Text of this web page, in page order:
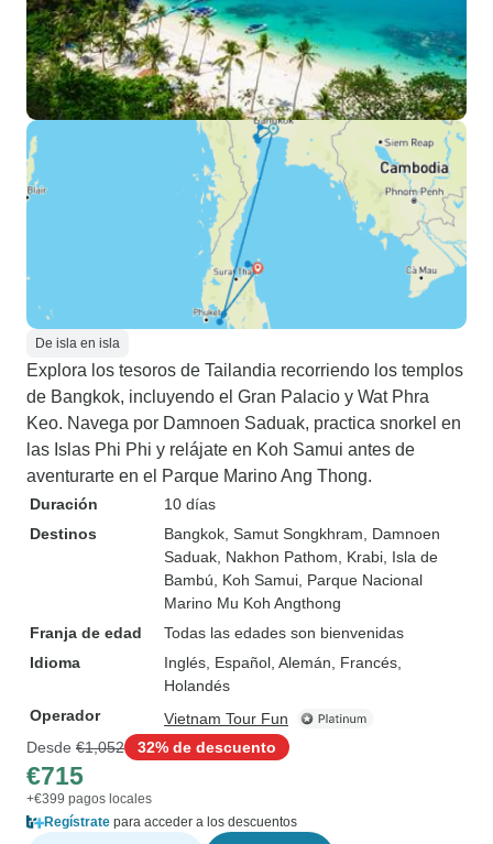
De isla en isla
Explora los tesoros de Tailandia recorriendo los templos
de Bangkok, incluyendo el Gran Palacio y Wat Phra
Keo. Navega por Damnoen Saduak, practica snorkel en
las Islas Phi Phi y relájate en Koh Samui antes de
aventurarte en el Parque Marino Ang Thong.
Duración
10 días
Destinos
Bangkok , Samut Songkhram , Damnoen
Saduak , Nakhon Pathom , Krabi , Isla de
Bambú , Koh Samui , Parque Nacional
Marino Mu Koh Angthong
Franja de edad
Todas las edades son bienvenidas
Idioma
Inglés, Español, Alemán, Francés,
Holandés
Operador
Vietnam Tour Fun
Desde €1,052 32% de descuento
€715
+€399 pagos locales
Regístrate para acceder a los descuentos